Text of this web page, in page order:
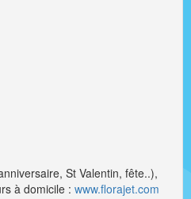
St Valentin, fête..),
à domicile : www.florajet.com